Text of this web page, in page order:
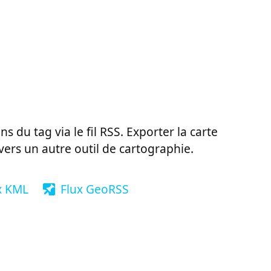
du tag via le fil RSS. Exporter la carte
un autre outil de cartographie.
KML Flux GeoRSS